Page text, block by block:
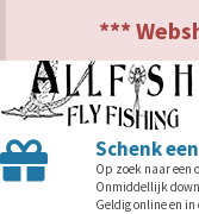
***
Schenk
Op zoek naar een
Onmiddellijk
Geldig online en